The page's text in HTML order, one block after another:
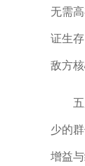
无需
证生
敌方
少的
增益